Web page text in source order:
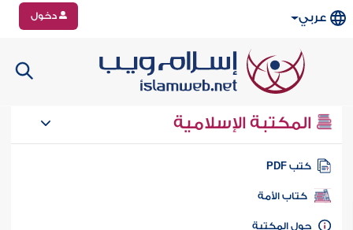
عربي دخول
المكتبة الإسلامية
كتب PDF
كتاب الأمة